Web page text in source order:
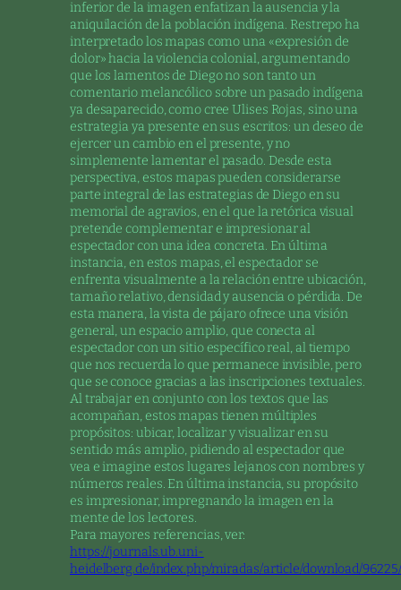
inferior de la imagen enfatizan la ausencia y la
aniquilación de la población indígena. Restrepo ha
interpretado los mapas como una «expresión de
dolor» hacia la violencia colonial, argumentando
que los lamentos de Diego no son tanto un
comentario melancólico sobre un pasado indígena
ya desaparecido, como cree Ulises Rojas, sino una
estrategia ya presente en sus escritos: un deseo de
ejercer un cambio en el presente, y no
simplemente lamentar el pasado. Desde esta
perspectiva, estos mapas pueden considerarse
parte integral de las estrategias de Diego en su
memorial de agravios, en el que la retórica visual
pretende complementar e impresionar al
espectador con una idea concreta. En última
instancia, en estos mapas, el espectador se
enfrenta visualmente a la relación entre ubicación,
tamaño relativo, densidad y ausencia o pérdida. De
esta manera, la vista de pájaro ofrece una visión
general, un espacio amplio, que conecta al
espectador con un sitio específico real, al tiempo
que nos recuerda lo que permanece invisible, pero
que se conoce gracias a las inscripciones textuales.
Al trabajar en conjunto con los textos que las
acompañan, estos mapas tienen múltiples
propósitos: ubicar, localizar y visualizar en su
sentido más amplio, pidiendo al espectador que
vea e imagine estos lugares lejanos con nombres y
números reales. En última instancia, su propósito
es impresionar, impregnando la imagen en la
mente de los lectores.
Para mayores referencias, ver:
https://journals.ub.uni-
heidelberg.de/index.php/miradas/article/download/